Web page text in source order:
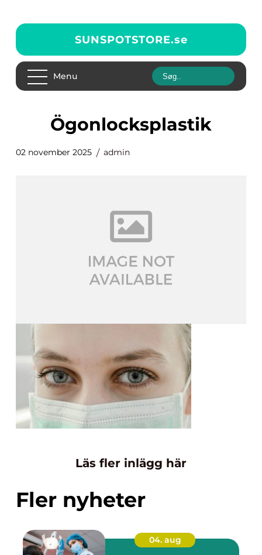
SUNSPOTSTORE.se
Menu
ögonlocksplastik
02 november 2025 admin
Läs fler inlägg här
Fler nyheter
04. aug